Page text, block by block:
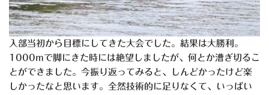
入部当初から目標にしてきた大会でした。結果は大勝利。
1000mで脚にきた時には絶望しましたが、何とか漕ぎ切るこ
とができました。今振り返ってみると、しんどかったけど楽
しかったなと思います。全然技術的に足りなくて、いっぱい